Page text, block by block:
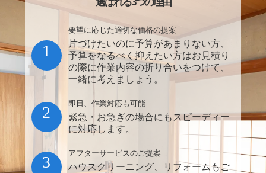
要望に応じた適切な価格の提案
片づけたいのに予算があまりない方、
予算をなるべく抑えたい方はお見積り
の際に作業内容の折り合いをつけて、
一緒に考えましょう。
1
即日、作業対応も可能
緊急・お急ぎの場合にもスピーディー
に対応します。
2
アフターサービスのご提案
ハウスクリーニング、リフォームもご
3